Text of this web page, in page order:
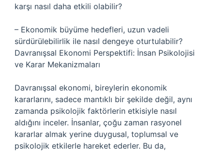
karşı nasıl daha etkili olabilir?
– Ekonomik büyüme hedefleri, uzun vadeli
sürdürülebilirlik ile nasıl dengeye oturtulabilir?
Davranışsal Ekonomi Perspektifi: İnsan Psikolojisi
ve Karar Mekanizmaları
Davranışsal ekonomi, bireylerin ekonomik
kararlarını, sadece mantıklı bir şekilde değil, aynı
zamanda psikolojik faktörlerin etkisiyle nasıl
aldığını inceler. İnsanlar, çoğu zaman rasyonel
kararlar almak yerine duygusal, toplumsal ve
psikolojik etkilerle hareket ederler. Bu da,